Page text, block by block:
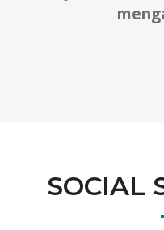
SOCIAL